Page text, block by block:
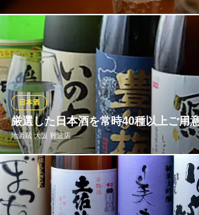
大阪メトロ御堂筋線なんば駅 徒歩3分
大阪府大阪市中央区難波1-5-6
山口県の「獺祭」、山形県の「出羽桜」
豊富に取り揃えております。さらに、ウ
果実酒をはじめ、店名を冠したオリジナル
提供。塩生すだちサワーや浪速のガリチ
ーなど、和の食事に寄り添う個性豊かな一
い。
寿司 晴々
難波の本格寿司と銘柄酒
近鉄難波線近鉄日本橋駅 徒歩4分
大阪府大阪市中央区千日前1-8-9
厳選した日本酒を常時40種以上ご用
地酒蔵 大阪 難波店
日本酒
店主自ら全国40酒蔵を巡り厳選した日本
意！地下の専用蔵で外の光を当てずに徹
スタッフがお好みに合わせた一杯をご提